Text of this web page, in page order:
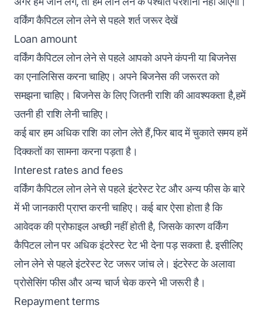
वर्किंग कैपिटल लोन लेने से पहले शर्त जरूर देखें
Loan amount
वर्किंग कैपिटल लोन लेने से पहले आपको अपने कंपनी या बिजनेस
का एनालिसिस करना चाहिए। अपने बिजनेस की जरूरत को
समझना चाहिए। बिजनेस के लिए जितनी राशि की आवश्यकता है,हमें
उतनी ही राशि लेनी चाहिए।
कई बार हम अधिक राशि का लोन लेते हैं,फिर बाद में चुकाते समय हमें
दिक्कतों का सामना करना पड़ता है‌।
Interest rates and fees
वर्किंग कैपिटल लोन लेने से पहले इंटरेस्ट रेट और अन्य फीस के बारे
में भी जानकारी प्राप्त करनी चाहिए। कई बार ऐसा होता है कि
आवेदक की प्रोफाइल अच्छी नहीं होती है, जिसके कारण वर्किंग
कैपिटल लोन पर अधिक इंटरेस्ट रेट भी देना पड़ सकता है. इसीलिए
लोन लेने से पहले इंटरेस्ट रेट जरूर जांच ले। इंटरेस्ट के अलावा
प्रोसेसिंग फीस और अन्य चार्ज चेक करने भी जरूरी है‌।
Repayment terms